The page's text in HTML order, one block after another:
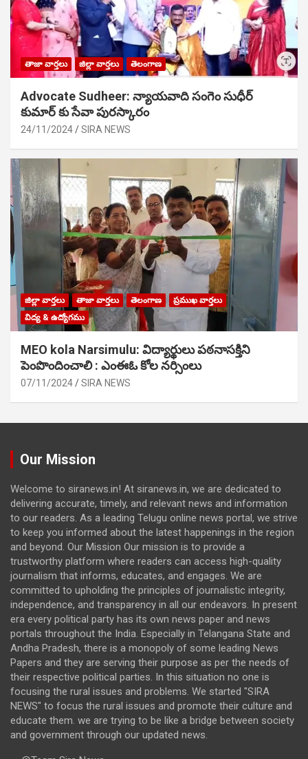
తాజా వార్తలు జిల్లా వార్తలు తెలంగాణ
Advocate Sudheer: న్యాయవాది సంగెం సుధీర్
కుమార్ కు సేవా పురస్కారం
24/11/2024 SIRA NEWS
జిల్లా వార్తలు తాజా వార్తలు తెలంగాణ
ప్రముఖ వార్తలు
విద్య & ఉద్యోగము
MEO kola Narsimulu: విద్యార్థులు పఠ‌నాసక్తిని
పెంపొందించాలి : ఎంఈఓ కోల నర్సింలు
07/11/2024 SIRA NEWS
Our Mission
Welcome to siranews.in! At siranews.in, we are dedicated to
delivering accurate, timely, and relevant news and information
to our readers. As a leading Telugu online news portal, we strive
to keep you informed about the latest happenings in the region
and beyond. Our Mission Our mission is to provide a
trustworthy platform where readers can access high-quality
journalism that informs, educates, and engages. We are
committed to upholding the principles of journalistic integrity,
independence, and transparency in all our endeavors. In present
era every political party has its own news paper and news
portals throughout the India. Especially in Telangana State and
Andha Pradesh, there is a monopoly of some leading News
Papers and they are serving their purpose as per the needs of
their respective political parties. In this situation no one is
focusing the rural issues and problems. We started "SIRA
NEWS" to focus the rural issues and promote their culture and
educate them. we are trying to be like a bridge between society
and government through our updated news.